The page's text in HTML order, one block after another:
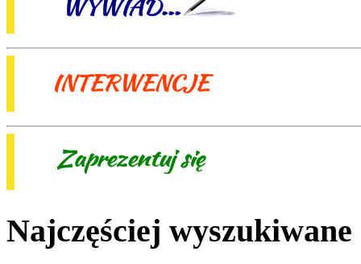
Najczęściej wyszukiwane